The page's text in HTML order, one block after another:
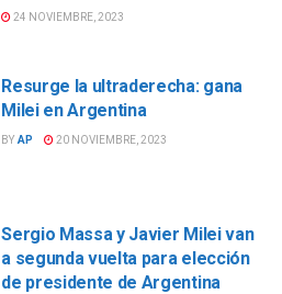
24 NOVIEMBRE, 2023
Resurge la ultraderecha: gana
Milei en Argentina
BY AP 20 NOVIEMBRE, 2023
Sergio Massa y Javier Milei van
a segunda vuelta para elección
de presidente de Argentina